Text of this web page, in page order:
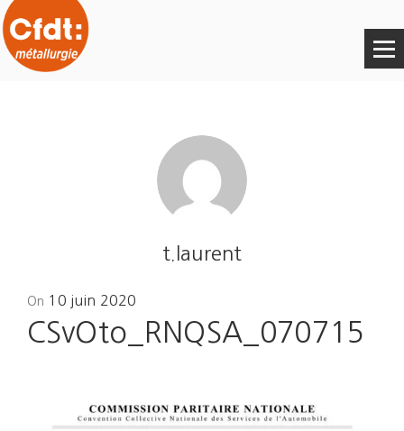
t.laurent
On Posted
on
10 juin 2020
CSvOto_RNQSA_070715